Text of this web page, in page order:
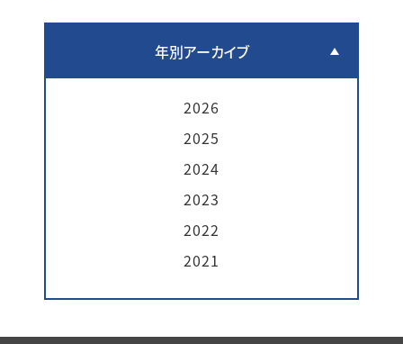
年別アーカイブ
2026
2025
2024
2023
2022
2021